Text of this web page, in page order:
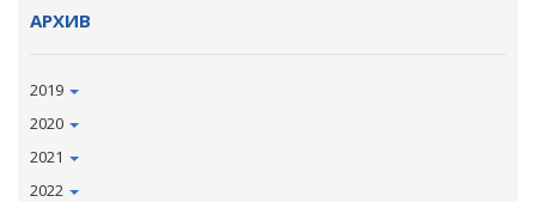
АРХИВ
2019
2020
2021
2022